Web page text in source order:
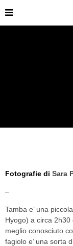
Fotografie di Sara
–
Tamba e’ una
Hyogo) a circa 2h30
meglio conosciuto
fagiolo e’ una sorta